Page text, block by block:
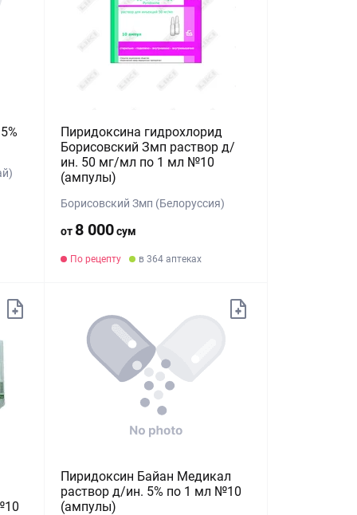
Пиридоксина гидрохлорид
Борисовский Змп раствор д/
ин. 50 мг/мл по 1 мл №10
(ампулы)
Борисовский Змп (Белоруссия)
от 8 000сум
По рецепту в 364 аптеках
Пиридоксин Байан Медикал
раствор д/ин. 5% по 1 мл №10
(ампулы)